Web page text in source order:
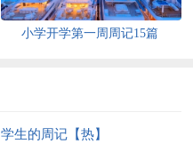
小学开学第一周周记15篇
学生的周记【热】